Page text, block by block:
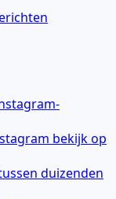
bekijk op
duizenden